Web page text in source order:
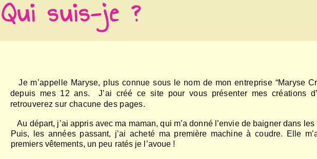
Qui suis-je ?
Je m’appelle Maryse, plus connue sous le nom de mon entreprise “Maryse
depuis mes 12 ans. J’ai créé ce site pour vous présenter mes créations
retrouverez sur chacune des pages.
Au départ, j’ai appris avec ma maman, qui m’a donné l’envie de baigner dans
Puis, les années passant, j’ai acheté ma première machine à coudre. Elle
premiers vêtements, un peu ratés je l’avoue !